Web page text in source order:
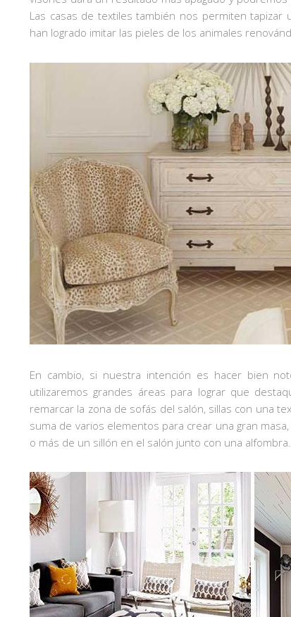
Las casas de textiles también nos permiten
han logrado imitar las pieles de los animales
En cambio, si nuestra intención es hacer bien
utilizaremos grandes áreas para lograr que
remarcar la zona de sofás del salón, sillas con una
suma de varios elementos para crear una gran
o más de un sillón en el salón junto con una alfombra.